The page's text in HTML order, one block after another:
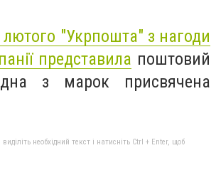
лютого "Укрпошта" з нагоди
представила поштовий
з марок присвячена
необхідний текст і натисніть Ctrl + Enter, щоб